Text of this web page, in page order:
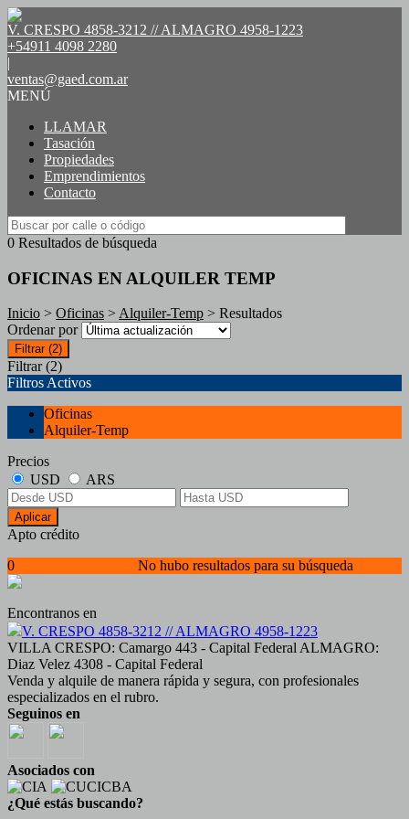
V. CRESPO 4858-3212 // ALMAGRO 4958-1223
+54911 4098 2280
|
ventas@gaed.com.ar
MENÚ
LLAMAR
Tasación
Propiedades
Emprendimientos
Contacto
0 Resultados de búsqueda
OFICINAS EN ALQUILER TEMP
Inicio > Oficinas >Alquiler-Temp > Resultados
Ordenar por
Filtrar (2)
Filtrar (2)
Filtros Activos
Oficinas
Alquiler-Temp
Precios
USD
ARS
Aplicar
Apto crédito
No hubo resultados para su búsqueda
0
Encontranos en
V. CRESPO 4858-3212 // ALMAGRO 4958-1223
VILLA CRESPO: Camargo 443 - Capital Federal ALMAGRO:
Diaz Velez 4308 - Capital Federal
Venda y alquile de manera rápida y segura, con profesionales
especializados en el rubro.
Seguinos en
Asociados con
¿Qué estás buscando?